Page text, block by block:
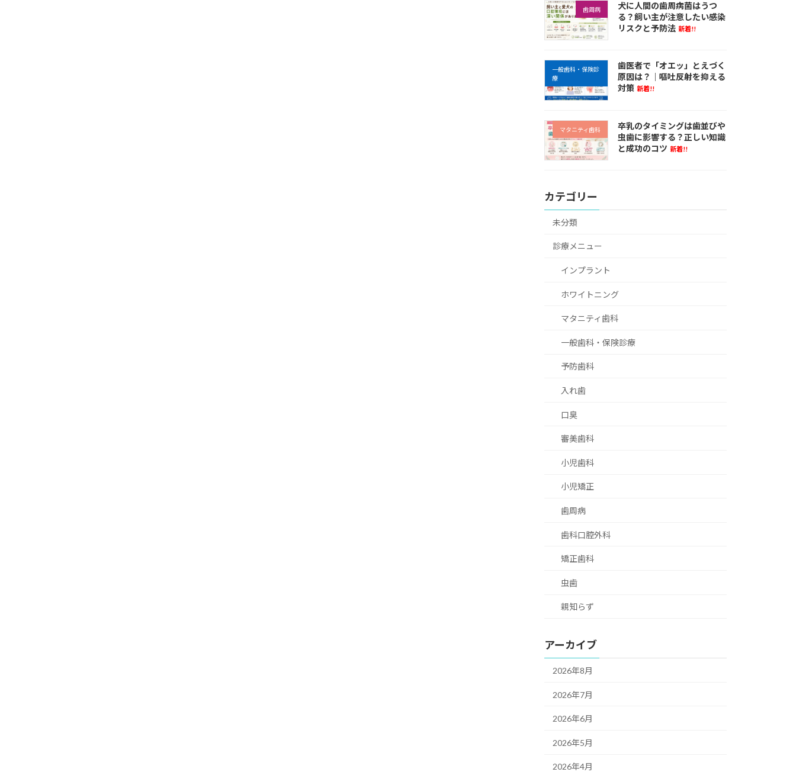
歯周病
犬に人間の歯周病菌はうつ
る？飼い主が注意したい感染
リスクと予防法 新着!!
一般歯科・保険診
療
歯医者で「オエッ」とえづく
原因は？｜嘔吐反射を抑える
対策 新着!!
マタニティ歯科
卒乳のタイミングは歯並びや
虫歯に影響する？正しい知識
と成功のコツ 新着!!
カテゴリー
未分類
診療メニュー
インプラント
ホワイトニング
マタニティ歯科
一般歯科・保険診療
予防歯科
入れ歯
口臭
審美歯科
小児歯科
小児矯正
歯周病
歯科口腔外科
矯正歯科
虫歯
親知らず
アーカイブ
2026年8月
2026年7月
2026年6月
2026年5月
2026年4月